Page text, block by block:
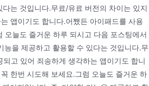
는 것입니다.무료/유료 버전의 차이는 있지
앱이기도 합니다.어쨌든 아이패드를 사용
늘도 즐거운 하루 되시고 다음 포스팅에서
을 제공하고 활용할 수 있다는 것입니다.무
고 있어 죄송하게 생각하는 앱이기도 합니
한번 시도해 보세요.그럼 오늘도 즐거운 하